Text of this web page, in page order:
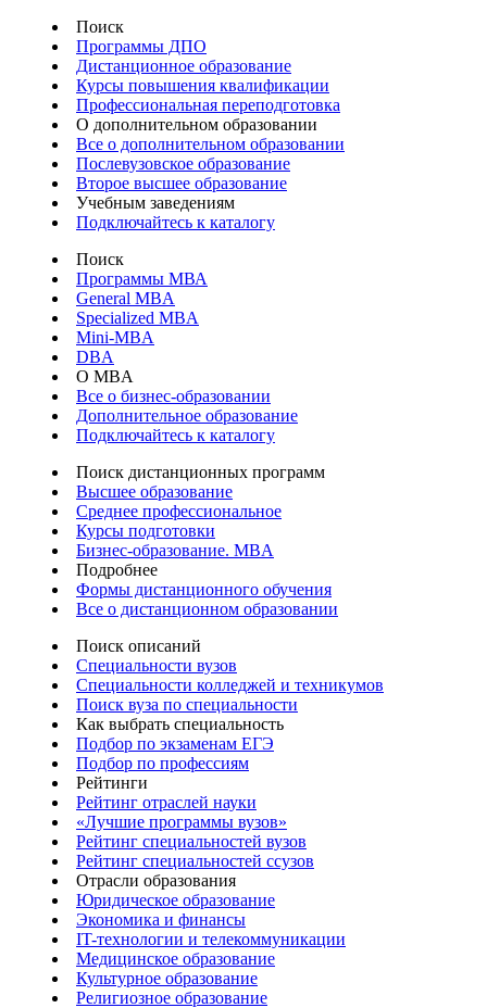
Поиск
Программы ДПО
Дистанционное образование
Курсы повышения квалификации
Профессиональная переподготовка
О дополнительном образовании
Все о дополнительном образовании
Послевузовское образование
Второе высшее образование
Учебным заведениям
Подключайтесь к каталогу
Поиск
Программы МВА
General MBA
Specialized MBA
Mini-MBA
DBA
О MBA
Все о бизнес-образовании
Дополнительное образование
Подключайтесь к каталогу
Поиск дистанционных программ
Высшее образование
Среднее профессиональное
Курсы подготовки
Бизнес-образование. MBA
Подробнее
Формы дистанционного обучения
Все о дистанционном образовании
Поиск описаний
Специальности вузов
Специальности колледжей и техникумов
Поиск вуза по специальности
Как выбрать специальность
Подбор по экзаменам ЕГЭ
Подбор по профессиям
Рейтинги
Рейтинг отраслей науки
«Лучшие программы вузов»
Рейтинг специальностей вузов
Рейтинг специальностей ссузов
Отрасли образования
Юридическое образование
Экономика и финансы
IT-технологии и телекоммуникации
Медицинское образование
Культурное образование
Религиозное образование